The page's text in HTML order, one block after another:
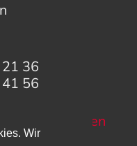
36
56
Mail senden
Wir